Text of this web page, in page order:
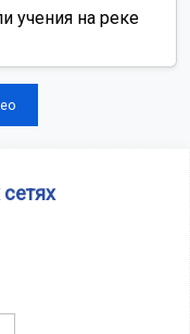
учения на реке